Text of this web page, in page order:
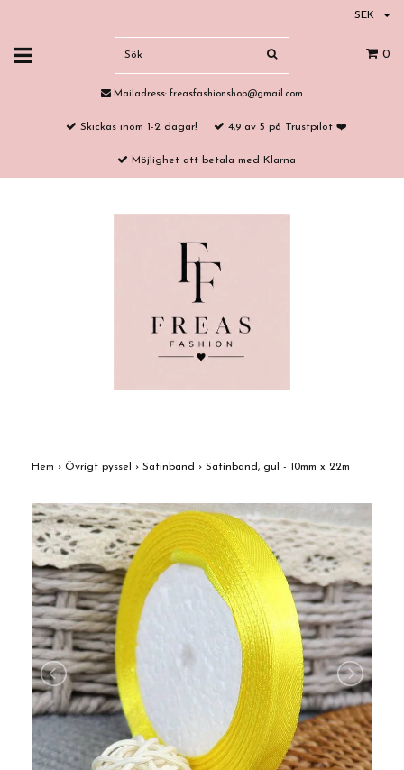
SEK
0
Mailadress: freasfashionshop@gmail.com
Skickas inom 1-2 dagar! 4,9 av 5 på Trustpilot ❤️
Möjlighet att betala med Klarna
Hem › Övrigt pyssel › Satinband › Satinband, gul - 10mm x 22m